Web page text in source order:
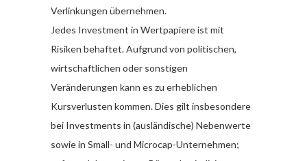
Verlinkungen übernehmen.
Jedes Investment in Wertpapiere ist mit
Risiken behaftet. Aufgrund von politischen,
wirtschaftlichen oder sonstigen
Veränderungen kann es zu erheblichen
Kursverlusten kommen. Dies gilt insbesondere
bei Investments in (ausländische) Nebenwerte
sowie in Small- und Microcap-Unternehmen;